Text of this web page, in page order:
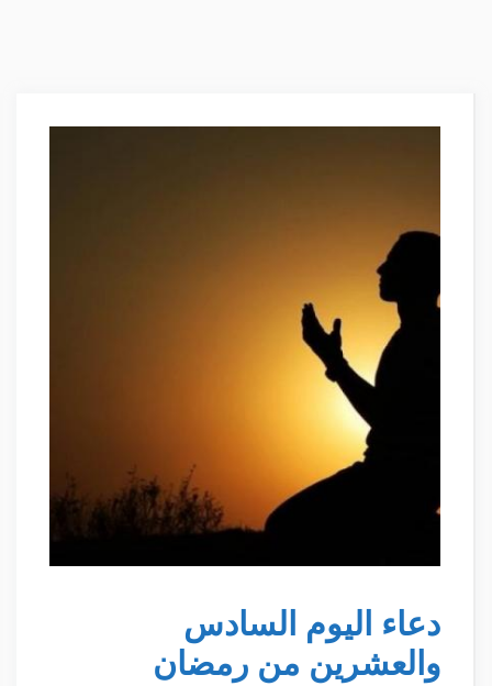
دعاء اليوم السادس
والعشرين من رمضان